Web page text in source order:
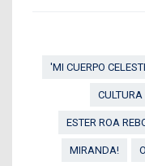
'MI CUERPO
CULTURA
ESTER ROA
MIRANDA!